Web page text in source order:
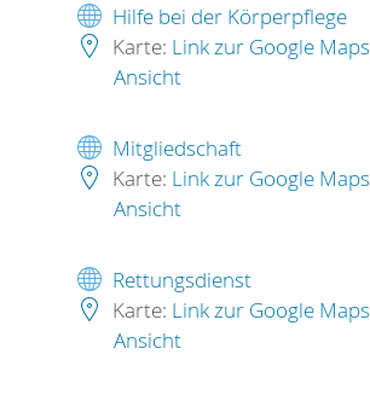
Hilfe bei der Körperpflege
Karte: Link zur Google Maps
Ansicht
Mitgliedschaft
Karte: Link zur Google Maps
Ansicht
Rettungsdienst
Karte: Link zur Google Maps
Ansicht